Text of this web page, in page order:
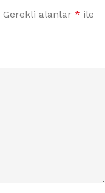
Gerekli alanlar * ile